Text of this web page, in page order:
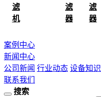
滤
机
滤
器
滤
器
案例中心
新闻中心
公司新闻 行业动态 设备知识
联系我们
搜索